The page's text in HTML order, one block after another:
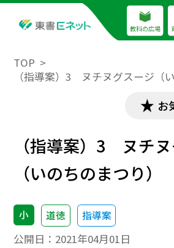
教科の広場
TOP
（指導案）3 ヌチヌグスージ（
お
（指導案）3 ヌチ
（いのちのまつり）
小 道徳 指導案
公開日： 2021年04月01日